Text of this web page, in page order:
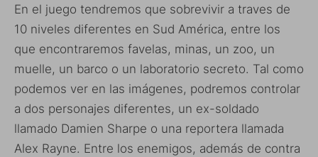
En el juego tendremos que sobrevivir a traves de
10 niveles diferentes en Sud América, entre los
que encontraremos favelas, minas, un zoo, un
muelle, un barco o un laboratorio secreto. Tal como
podemos ver en las imágenes, podremos controlar
a dos personajes diferentes, un ex-soldado
llamado Damien Sharpe o una reportera llamada
Alex Rayne. Entre los enemigos, además de contra